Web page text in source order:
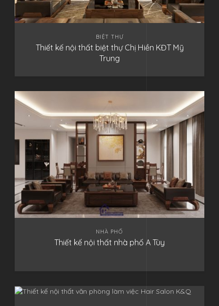
BIỆT THỰ
Thiết kế nội thất biệt thự Chị Hiền KĐT Mỹ
Trung
NHÀ PHỐ
Thiết kế nội thất nhà phố A Tùy